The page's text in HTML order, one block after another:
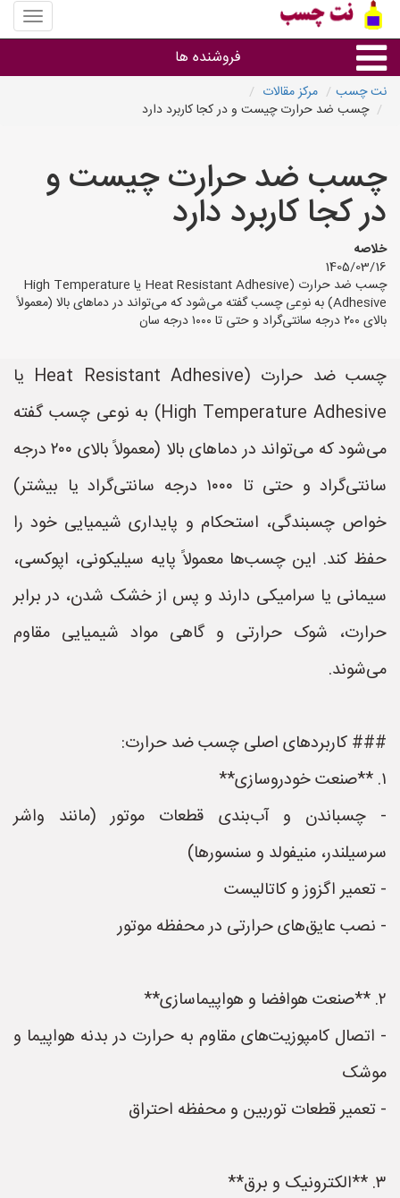
منوی
سایت
چسب
فروشنده ها
گروه ها
استان ها
نت چسب
مرکز مقالات
چسب ضد حرارت چیست و در کجا کاربرد دارد
چسب ضد حرارت چیست و
در کجا کاربرد دارد
خلاصه
1405/03/16
چسب ضد حرارت (Heat Resistant Adhesive یا High Temperature
Adhesive) به نوعی چسب گفته می‌شود که می‌تواند در دماهای بالا (معمولاً
بالای ۲۰۰ درجه سانتی‌گراد و حتی تا ۱۰۰۰ درجه سان
چسب ضد حرارت (Heat Resistant Adhesive یا
High Temperature Adhesive) به نوعی چسب گفته
می‌شود که می‌تواند در دماهای بالا (معمولاً بالای ۲۰۰ درجه
سانتی‌گراد و حتی تا ۱۰۰۰ درجه سانتی‌گراد یا بیشتر)
خواص چسبندگی، استحکام و پایداری شیمیایی خود را
حفظ کند. این چسب‌ها معمولاً پایه سیلیکونی، اپوکسی،
سیمانی یا سرامیکی دارند و پس از خشک شدن، در برابر
حرارت، شوک حرارتی و گاهی مواد شیمیایی مقاوم
می‌شوند.
### کاربردهای اصلی چسب ضد حرارت:
۱. **صنعت خودروسازی**
- چسباندن و آب‌بندی قطعات موتور (مانند واشر
سرسیلندر، منیفولد و سنسورها)
- تعمیر اگزوز و کاتالیست
- نصب عایق‌های حرارتی در محفظه موتور
۲. **صنعت هوافضا و هواپیماسازی**
- اتصال کامپوزیت‌های مقاوم به حرارت در بدنه هواپیما و
موشک
- تعمیر قطعات توربین و محفظه احتراق
۳. **الکترونیک و برق**